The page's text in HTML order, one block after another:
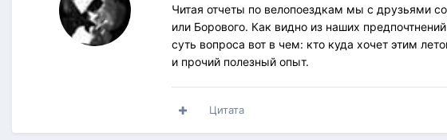
Читая отчеты по велопоездкам мы с друзьями
или Борового. Как видно из наших
суть вопроса вот в чем: кто куда хочет этим
и прочий полезный опыт.
Цитата